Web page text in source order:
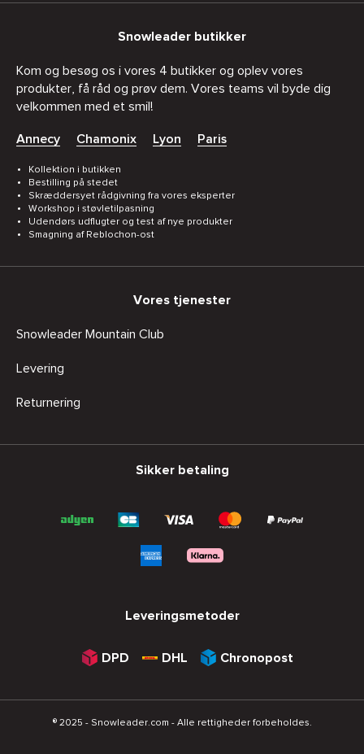
Snowleader butikker
Kom og besøg os i vores 4 butikker og oplev vores
produkter, få råd og prøv dem. Vores teams vil byde dig
velkommen med et smil!
Annecy Chamonix Lyon Paris
Kollektion i butikken
Bestilling på stedet
Skræddersyet rådgivning fra vores eksperter
Workshop i støvletilpasning
Udendørs udflugter og test af nye produkter
Smagning af Reblochon-ost
Vores tjenester
Snowleader Mountain Club
Levering
Returnering
Sikker betaling
Leveringsmetoder
DPD DHL Chronopost
® 2025 - Snowleader.com - Alle rettigheder forbeholdes.